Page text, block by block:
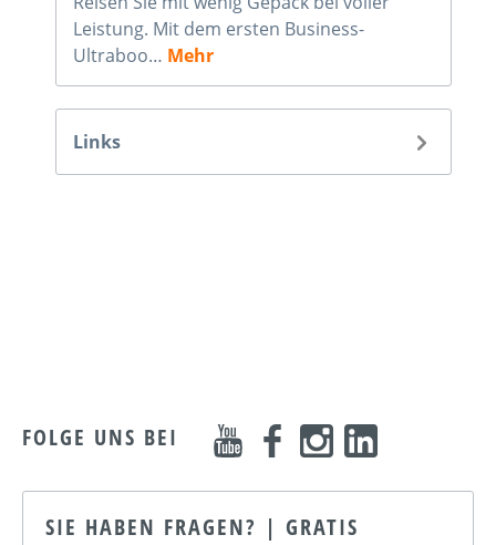
Leistung. Mit dem ersten Business-
Ultraboo… Mehr
Links
FOLGE UNS BEI
SIE HABEN FRAGEN? | GRATIS